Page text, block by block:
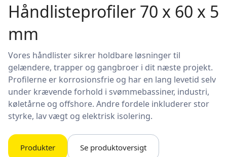
Håndlisteprofiler 70 x 60 x 5
mm
Vores håndlister sikrer holdbare løsninger til
gelændere, trapper og gangbroer i dit næste projekt.
Profilerne er korrosionsfrie og har en lang levetid selv
under krævende forhold i svømmebassiner, industri,
køletårne og offshore. Andre fordele inkluderer stor
styrke, lav vægt og elektrisk isolering.
Produkter Se produktoversigt